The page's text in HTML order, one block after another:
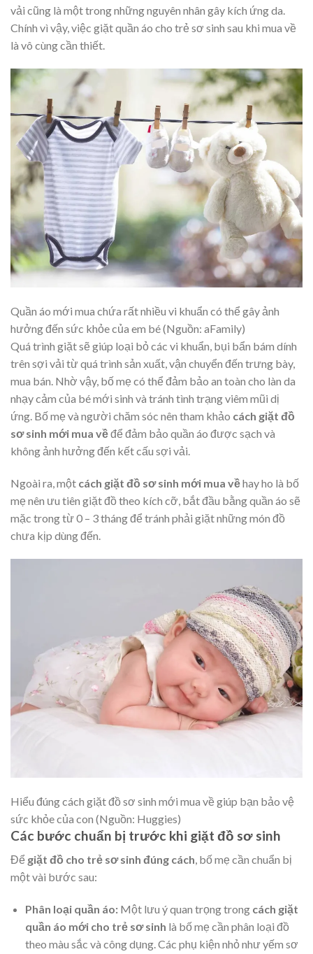
vải cũng là một trong những nguyên nhân gây kích ứng da.
Chính vì vậy, việc giặt quần áo cho trẻ sơ sinh sau khi mua về
là vô cùng cần thiết.
Quần áo mới mua chứa rất nhiều vi khuẩn có thể gây ảnh
hưởng đến sức khỏe của em bé (Nguồn: aFamily)
Quá trình giặt sẽ giúp loại bỏ các vi khuẩn, bụi bẩn bám dính
trên sợi vải từ quá trình sản xuất, vận chuyển đến trưng bày,
mua bán. Nhờ vậy, bố mẹ có thể đảm bảo an toàn cho làn da
nhạy cảm của bé mới sinh và tránh tình trạng viêm mũi dị
ứng. Bố mẹ và người chăm sóc nên tham khảo cách giặt đồ
sơ sinh mới mua vềđể đảm bảo quần áo được sạch và
không ảnh hưởng đến kết cấu sợi vải.
Ngoài ra, một cách giặt đồ sơ sinh mới mua vềhay ho là bố
mẹ nên ưu tiên giặt đồ theo kích cỡ, bắt đầu bằng quần áo sẽ
mặc trong từ 0 – 3 tháng để tránh phải giặt những món đồ
chưa kịp dùng đến.
Hiểu đúng cách giặt đồ sơ sinh mới mua về giúp bạn bảo vệ
sức khỏe của con (Nguồn: Huggies)
Các bước chuẩn bị trước khi giặt đồ sơ sinh
Để giặt đồ cho trẻ sơ sinh đúng cách, bố mẹ cần chuẩn bị
một vài bước sau:
Phân loại quần áo: Một lưu ý quan trọng trong cách giặt
quần áo mới cho trẻ sơ sinh là bố mẹ cần phân loại đồ
theo màu sắc và công dụng. Các phụ kiện nhỏ như yếm sơ